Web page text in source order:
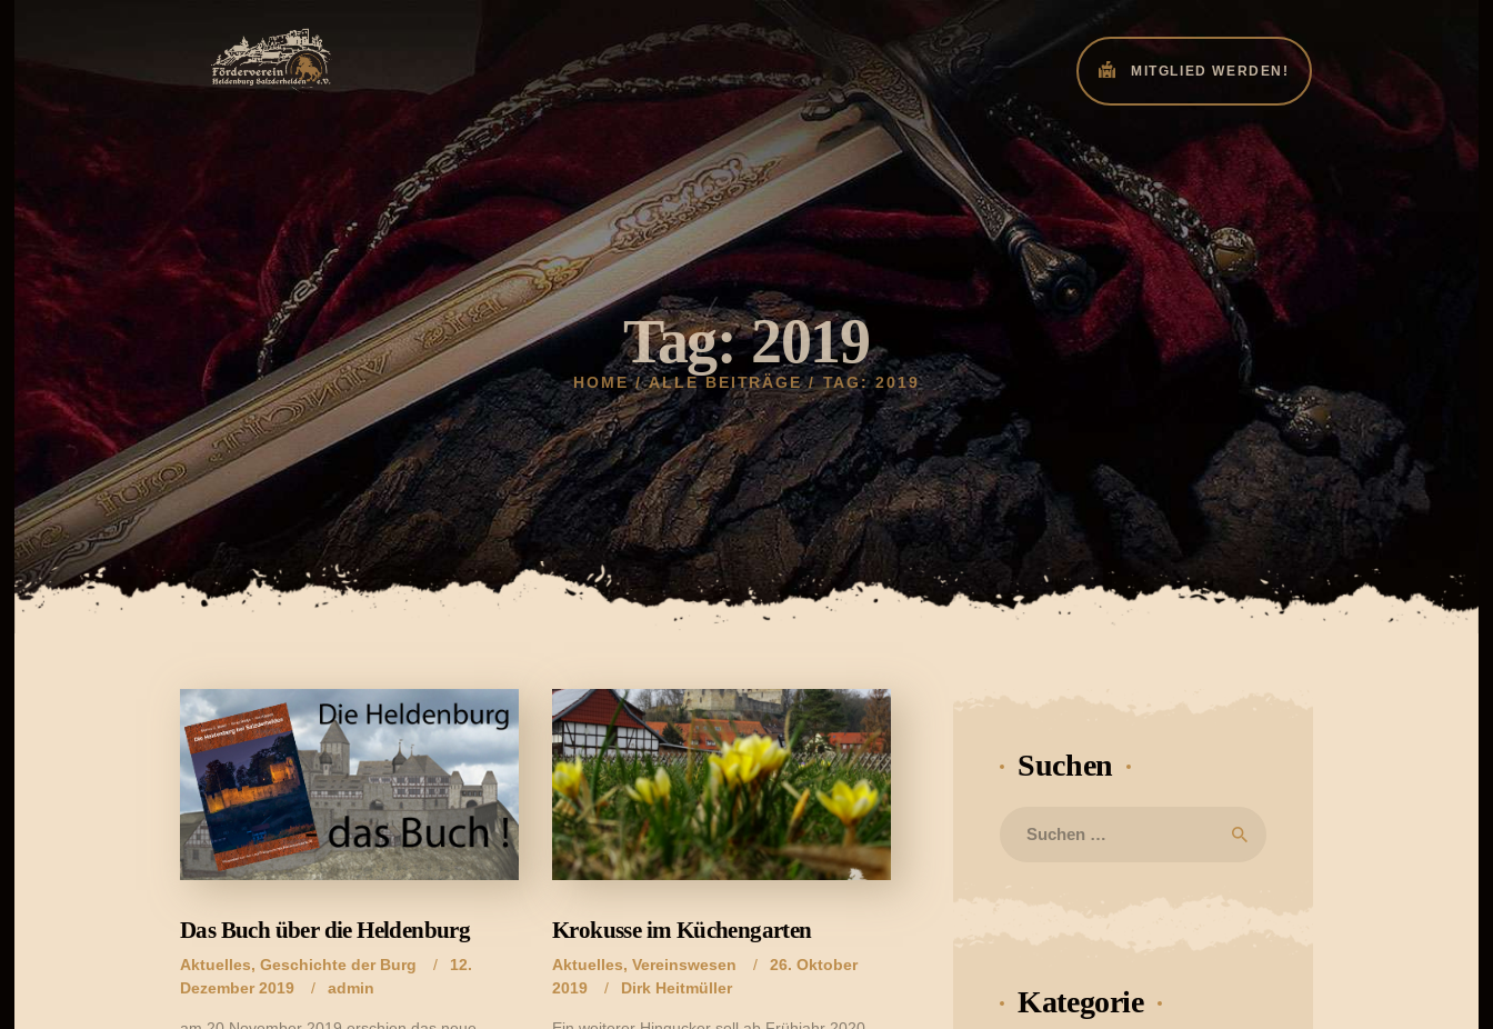
MITGLIED WERDEN!
Tag: 2019
HOME ALLE BEITRÄGE TAG: 2019
AKTUELLES
HELDENBURG
HISTORIE
VEREIN
GALERIE
Das Buch über die Heldenburg
Aktuelles, Geschichte der Burg
12.
Dezember 2019
admin
Krokusse im Küchengarten
Aktuelles,Vereinswesen
26. Oktober
2019
Dirk Heitmüller
Suchen
nach:
Kategorie